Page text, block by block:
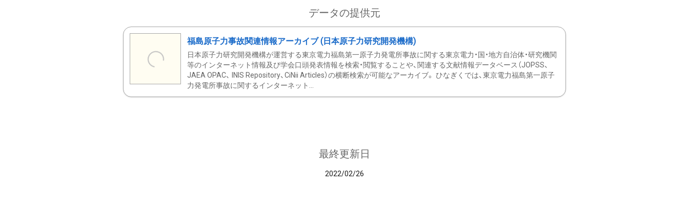
データの提供元
福島原子力事故関連情報アーカイブ (日本原子力研究開発機構)
日本原子力研究開発機構が運営する東京電力福島第一原子力発電所事故に関する東京電力・国・地方自治体・研究機関
等のインターネット情報及び学会口頭発表情報を検索・閲覧することや、関連する文献情報データベース（JOPSS、
JAEA OPAC、 INIS Repository、CiNii Articles）の横断検索が可能なアーカイブ。 ひなぎくでは、東京電力福島第一原子
力発電所事故に関するインターネット...
最終更新日
2022/02/26